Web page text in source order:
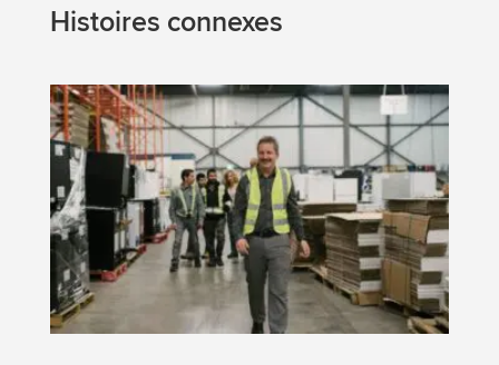
Histoires connexes